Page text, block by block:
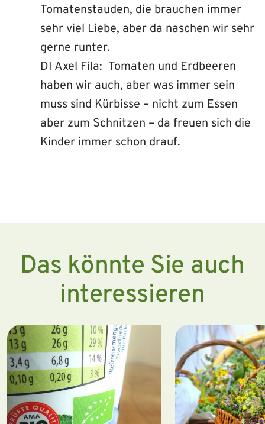
Tomatenstauden, die brauchen immer
sehr viel Liebe, aber da naschen wir sehr
gerne runter.
DI Axel Fila: Tomaten und Erdbeeren
haben wir auch, aber was immer sein
muss sind Kürbisse – nicht zum Essen
aber zum Schnitzen – da freuen sich die
Kinder immer schon drauf.
Das könnte Sie auch
interessieren